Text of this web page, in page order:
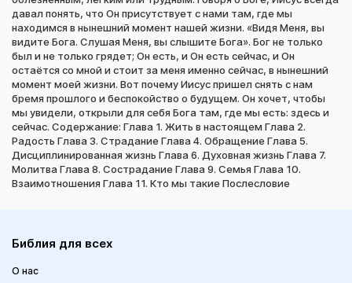
давал понять, что Он присутствует с нами там, где мы
находимся в нынешний момент нашей жизни. «Видя Меня, вы
видите Бога. Слушая Меня, вы слышите Бога». Бог не только
был и не только грядет; Он есть, и Он есть сейчас, и Он
остаётся со мной и стоит за меня именно сейчас, в нынешний
момент моей жизни. Вот почему Иисус пришел снять с нам
бремя прошлого и беспокойство о будущем. Он хочет, чтобы
мы увидели, открыли для себя Бога там, где мы есть: здесь и
сейчас. Содержание: Глава 1. Жить в настоящем Глава 2.
Радость Глава 3. Страдание Глава 4. Обращение Глава 5.
Дисциплинированная жизнь Глава 6. Духовная жизнь Глава 7.
Молитва Глава 8. Сострадание Глава 9. Семья Глава 10.
Взаимотношения Глава 11. Кто мы такие Послесловие
Библия для всех
О нас